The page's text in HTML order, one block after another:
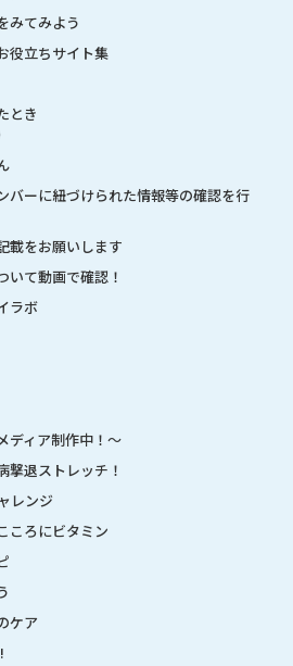
みてみよう
役立ちサイト集
とき
バーに紐づけられた情報等の確認を行
載をお願いします
いて動画で確認！
ラボ
ディア制作中！～
撃退ストレッチ！
レンジ
ころにビタミン
ケア